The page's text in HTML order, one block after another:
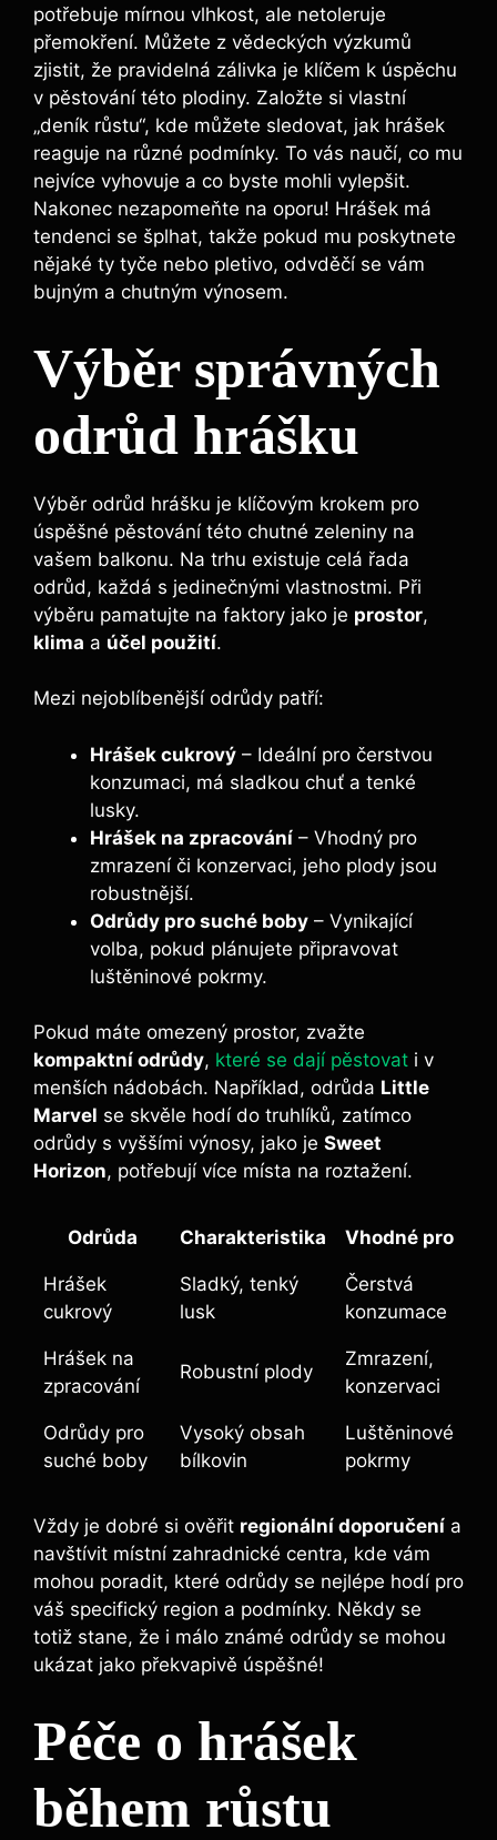
potřebuje mírnou vlhkost, ale netoleruje
přemokření. Můžete z vědeckých výzkumů
zjistit, že pravidelná zálivka je klíčem k úspěchu
v pěstování této plodiny. Založte si vlastní
„deník růstu“, kde můžete sledovat, jak hrášek
reaguje na různé podmínky. To vás naučí, co mu
nejvíce vyhovuje a co byste mohli vylepšit.
Nakonec nezapomeňte na oporu! Hrášek má
tendenci se šplhat, takže pokud mu poskytnete
nějaké ty tyče nebo pletivo, odvděčí se vám
bujným a chutným výnosem.
Výběr správných
odrůd hrášku
Výběr odrůd hrášku je klíčovým krokem pro
úspěšné pěstování této chutné zeleniny na
vašem balkonu. Na trhu existuje celá řada
odrůd, každá s jedinečnými vlastnostmi. Při
výběru pamatujte na faktory jako je prostor,
klima a účel použití.
Mezi nejoblíbenější odrůdy patří:
Hrášek cukrový – Ideální pro čerstvou
konzumaci, má sladkou chuť a tenké
lusky.
Hrášek na zpracování – Vhodný pro
zmrazení či konzervaci, jeho plody jsou
robustnější.
Odrůdy pro suché boby – Vynikající
volba, pokud plánujete připravovat
luštěninové pokrmy.
Pokud máte omezený prostor, zvažte
kompaktní odrůdy, které se dají pěstovat i v
menších nádobách. Například, odrůda Little
Marvel se skvěle hodí do truhlíků, zatímco
odrůdy s vyššími výnosy, jako je Sweet
Horizon, potřebují více místa na roztažení.
Odrůda Charakteristika Vhodné pro
Hrášek
cukrový
Sladký, tenký
lusk
Čerstvá
konzumace
Hrášek na
zpracování
Robustní plody
Zmrazení,
konzervaci
Odrůdy pro
suché boby
Vysoký obsah
bílkovin
Luštěninové
pokrmy
Vždy je dobré si ověřit regionální doporučení a
navštívit místní zahradnické centra, kde vám
mohou poradit, které odrůdy se nejlépe hodí pro
váš specifický region a podmínky. Někdy se
totiž stane, že i málo známé odrůdy se mohou
ukázat jako překvapivě úspěšné!
Péče o hrášek
během růstu